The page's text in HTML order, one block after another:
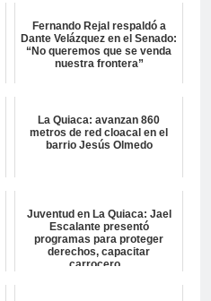
Fernando Rejal respaldó a
Dante Velázquez en el Senado:
“No queremos que se venda
nuestra frontera”
La Quiaca: avanzan 860
metros de red cloacal en el
barrio Jesús Olmedo
Juventud en La Quiaca: Jael
Escalante presentó
programas para proteger
derechos, capacitar
carrocero...